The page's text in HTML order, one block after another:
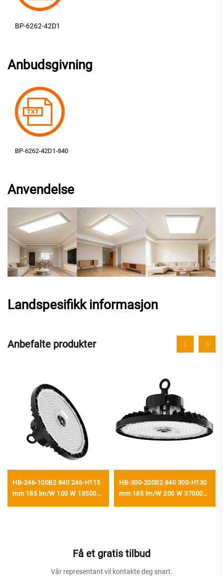
BP-6262-42D1
Anbudsgivning
BP-6262-42D1-840
Anvendelse
Landspesifikk informasjon
Anbefalte produkter
HB-246-100B2 840 246-H115
mm 185 lm/W 100 W 18500
HB-300-200B2 840 300-H130
mm 185 lm/W 200 W 37000
Få et gratis tilbud
Vår representant vil kontakte deg snart.